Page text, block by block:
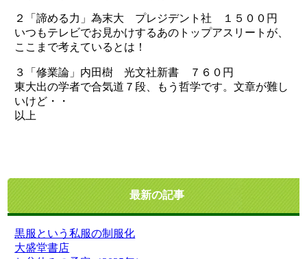
２「諦める力」為末大 プレジデント社 １５００円
いつもテレビでお見かけするあのトップアスリートが、
ここまで考えているとは！
３「修業論」内田樹 光文社新書 ７６０円
東大出の学者で合気道７段、もう哲学です。文章が難し
いけど・・
以上
最新の記事
黒服という私服の制服化
大盛堂書店